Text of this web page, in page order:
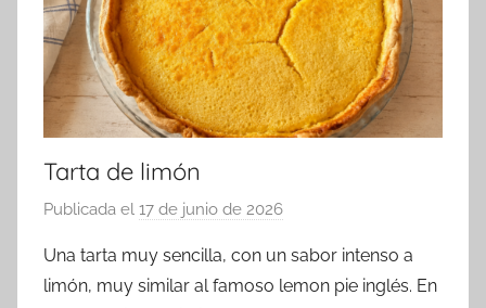
Tarta de limón
Publicada el 17 de junio de 2026
r
a
Una tarta muy sencilla, con un sabor intenso a
limón, muy similar al famoso lemon pie inglés. En